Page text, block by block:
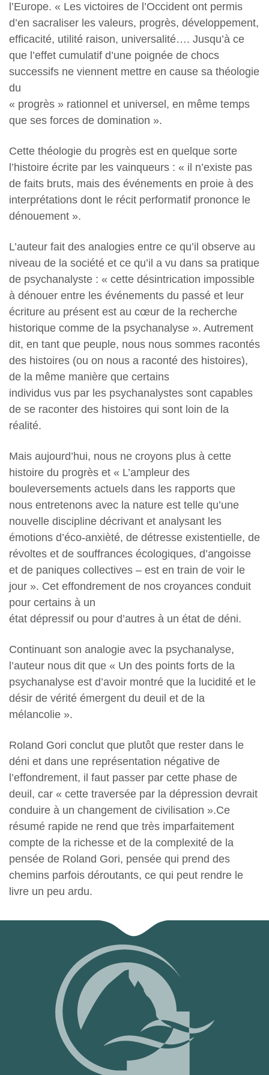
l’Europe. « Les victoires de l’Occident ont permis
d’en sacraliser les valeurs, progrès, développement,
efficacité, utilité raison, universalité…. Jusqu’à ce
que l’effet cumulatif d’une poignée de chocs
successifs ne viennent mettre en cause sa théologie
du
« progrès » rationnel et universel, en même temps
que ses forces de domination ».
Cette théologie du progrès est en quelque sorte
l’histoire écrite par les vainqueurs : « il n’existe pas
de faits bruts, mais des événements en proie à des
interprétations dont le récit performatif prononce le
dénouement ».
L’auteur fait des analogies entre ce qu’il observe au
niveau de la société et ce qu’il a vu dans sa pratique
de psychanalyste : « cette désintrication impossible
à dénouer entre les événements du passé et leur
écriture au présent est au cœur de la recherche
historique comme de la psychanalyse ». Autrement
dit, en tant que peuple, nous nous sommes racontés
des histoires (ou on nous a raconté des histoires),
de la même manière que certains
individus vus par les psychanalystes sont capables
de se raconter des histoires qui sont loin de la
réalité.
Mais aujourd’hui, nous ne croyons plus à cette
histoire du progrès et « L’ampleur des
bouleversements actuels dans les rapports que
nous entretenons avec la nature est telle qu’une
nouvelle discipline décrivant et analysant les
émotions d’éco-anxièté, de détresse existentielle, de
révoltes et de souffrances écologiques, d’angoisse
et de paniques collectives – est en train de voir le
jour ». Cet effondrement de nos croyances conduit
pour certains à un
état dépressif ou pour d’autres à un état de déni.
Continuant son analogie avec la psychanalyse,
l’auteur nous dit que « Un des points forts de la
psychanalyse est d’avoir montré que la lucidité et le
désir de vérité émergent du deuil et de la
mélancolie ».
Roland Gori conclut que plutôt que rester dans le
déni et dans une représentation négative de
l’effondrement, il faut passer par cette phase de
deuil, car « cette traversée par la dépression devrait
conduire à un changement de civilisation ».Ce
résumé rapide ne rend que très imparfaitement
compte de la richesse et de la complexité de la
pensée de Roland Gori, pensée qui prend des
chemins parfois déroutants, ce qui peut rendre le
livre un peu ardu.